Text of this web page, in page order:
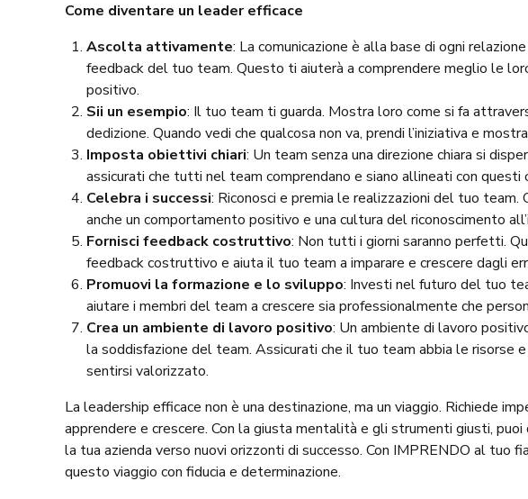
Come diventare un leader efficace
Ascolta attivamente: La comunicazione è alla base di ogni
feedback del tuo team. Questo ti aiuterà a comprendere meglio le
positivo.
Sii un esempio: Il tuo team ti guarda. Mostra loro come si fa
dedizione. Quando vedi che qualcosa non va, prendi l’iniziativa e
Imposta obiettivi chiari: Un team senza una direzione chiara si
assicurati che tutti nel team comprendano e siano allineati con questi
Celebra i successi: Riconosci e premia le realizzazioni del tuo
anche un comportamento positivo e una cultura del riconoscimento
Fornisci feedback costruttivo: Non tutti i giorni saranno perfetti.
feedback costruttivo e aiuta il tuo team a imparare e crescere dagli
Promuovi la formazione e lo sviluppo: Investi nel futuro del tuo
aiutare i membri del team a crescere sia professionalmente che
Crea un ambiente di lavoro positivo: Un ambiente di lavoro
la soddisfazione del team. Assicurati che il tuo team abbia le risorse
sentirsi valorizzato.
La leadership efficace non è una destinazione, ma un viaggio. Richiede
apprendere e crescere. Con la giusta mentalità e gli strumenti giusti,
la tua azienda verso nuovi orizzonti di successo. Con IMPRENDO al tuo
questo viaggio con fiducia e determinazione.